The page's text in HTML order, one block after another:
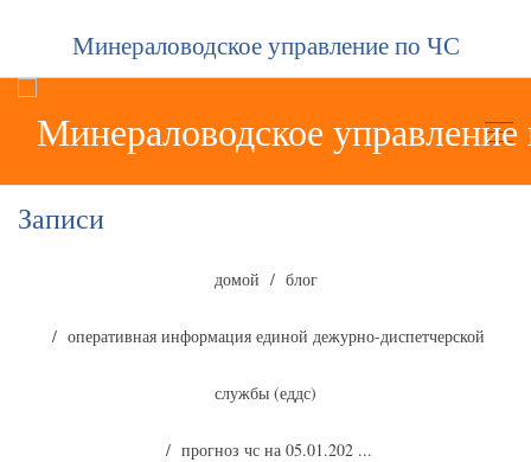
Минераловодское управление по ЧС
Записи
домой блог
оперативная информация единой дежурно-диспетчерской
службы (еддс)
прогноз чс на 05.01.202 ...